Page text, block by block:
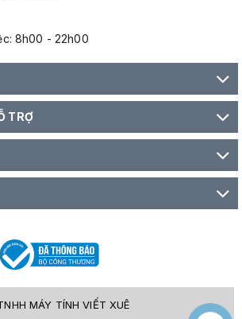
8h00 - 22h00
TRỢ
MÁY TÍNH VIẾT XUÊ